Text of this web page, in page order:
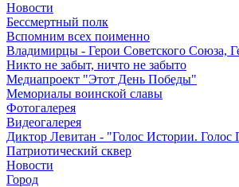
Новости
Бессмертный полк
Вспомним всех поименно
Владимирцы - Герои Советского Союза,
Никто не забыт, ничто не забыто
Медиапроект "Этот День Победы"
Мемориалы воинской славы
Фотогалерея
Видеогалерея
Диктор Левитан - "Голос Истории. Голос
Патриотический сквер
Новости
Город